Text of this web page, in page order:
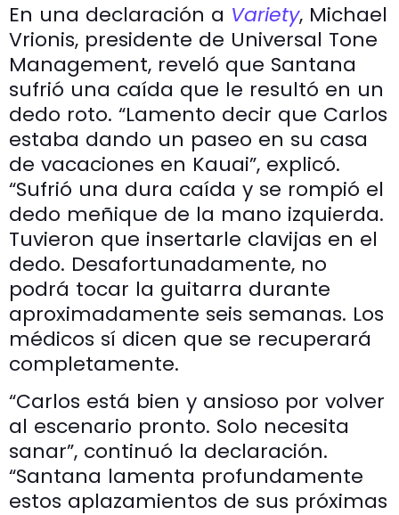
En una declaración a Variety, Michael
Vrionis, presidente de Universal Tone
Management, reveló que Santana
sufrió una caída que le resultó en un
dedo roto. “Lamento decir que Carlos
estaba dando un paseo en su casa
de vacaciones en Kauai”, explicó.
“Sufrió una dura caída y se rompió el
dedo meñique de la mano izquierda.
Tuvieron que insertarle clavijas en el
dedo. Desafortunadamente, no
podrá tocar la guitarra durante
aproximadamente seis semanas. Los
médicos sí dicen que se recuperará
completamente.
“Carlos está bien y ansioso por volver
al escenario pronto. Solo necesita
sanar”, continuó la declaración.
“Santana lamenta profundamente
estos aplazamientos de sus próximas